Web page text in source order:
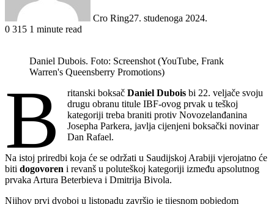
Cro Ring27. studenoga 2024.
0 315 1 minute read
Daniel Dubois. Foto: Screenshot (YouTube, Frank
Warren's Queensberry Promotions)
B ritanski boksačDaniel Dubois bi 22. veljače svoju
drugu obranu titule IBF-ovog prvak u teškoj
kategoriji treba braniti protiv Novozelanđanina
Josepha Parkera, javlja cijenjeni boksački novinar
Dan Rafael.
Na istoj priredbi koja će se održati u Saudijskoj Arabiji vjerojatno će
biti dogovoren i revanš u poluteškoj kategoriji između apsolutnog
prvaka Artura Beterbieva i Dmitrija Bivola.
Njihov prvi dvoboj u listopadu završio je tijesnom pobjedom